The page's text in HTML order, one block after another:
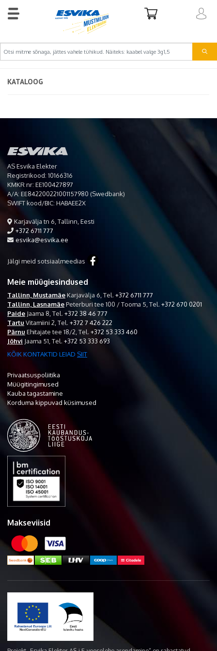
KATALOOG
AS Esvika Elekter
Registrikood: 10166316
KMKR nr: EE100427897
A/A: EE842200221001157980 (Swedbank)
SWIFT kood/BIC: HABAEE2X
Karjavälja tn 6, Tallinn, Eesti
+372 6711 777
esvika@esvika.ee
Jälgi meid sotsiaalmeedias
Meie müügiesindused
Tallinn, MustamäeKarjavälja 6, Tel. +372 6711 777
Tallinn, LasnamäePeterburi tee 100 / Tooma 5, Tel. +372 670 0201
Paide Jaama 8, Tel. +372 38 46 777
Tartu Vitamiini 2, Tel. +372 7 426 222
Pärnu Ehitajate tee 18/2, Tel. +372 53 333 460
Jõhvi Jaama 51, Tel. +372 53 333 693
KÕIK KONTAKTID LEIAD SIIT
Privaatsuspoliitika
Müügitingimused
Kauba tagastamine
Korduma kippuvad küsimused
Makseviisid